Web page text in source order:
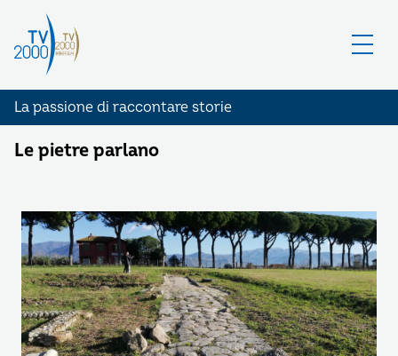
La passione di raccontare storie
Le pietre parlano